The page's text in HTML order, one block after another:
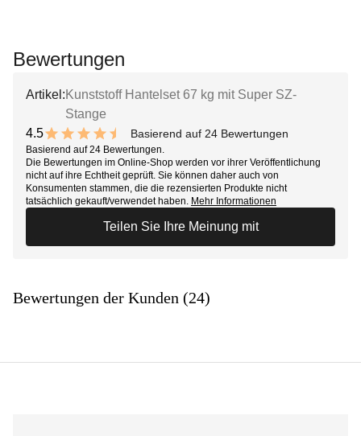
Bewertungen
Artikel: Kunststoff Hantelset 67 kg mit Super SZ-
Stange
4.5
9 out of 10 stars
Basierend auf 24 Bewertungen
Basierend auf 24 Bewertungen.
Die Bewertungen im Online-Shop werden vor ihrer Veröffentlichung
nicht auf ihre Echtheit geprüft. Sie können daher auch von
Konsumenten stammen, die die rezensierten Produkte nicht
tatsächlich gekauft/verwendet haben. Mehr Informationen
Teilen Sie Ihre Meinung mit
Bewertungen der Kunden (24)